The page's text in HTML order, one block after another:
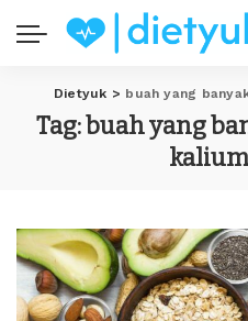
Dietyuk > buah yang
Tag:buah yang